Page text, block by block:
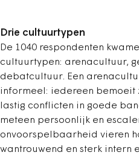
Drie cultuurtypen
De 1040 respondenten
cultuurtypen: arenacultuur,
debatcultuur. Een
informeel: iedereen bemoeit
lastig conflicten in goede
meteen persoonlijk en
onvoorspelbaarheid vieren
wantrouwend en sterk intern